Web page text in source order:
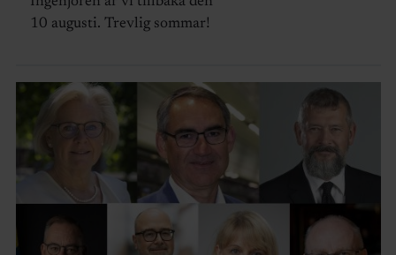
10 augusti. Trevlig sommar!